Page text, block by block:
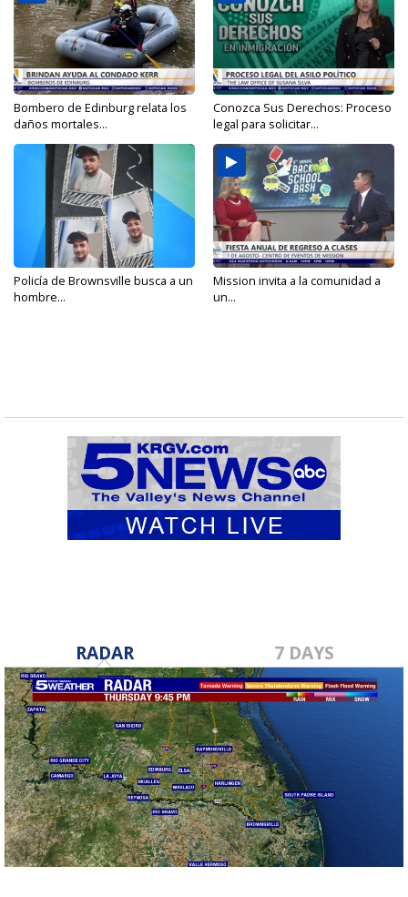
Bombero de Edinburg relata los
daños mortales...
Conozca Sus Derechos: Proceso
legal para solicitar...
Policía de Brownsville busca a un
hombre...
Mission invita a la comunidad a
un...
RADAR 7 DAYS